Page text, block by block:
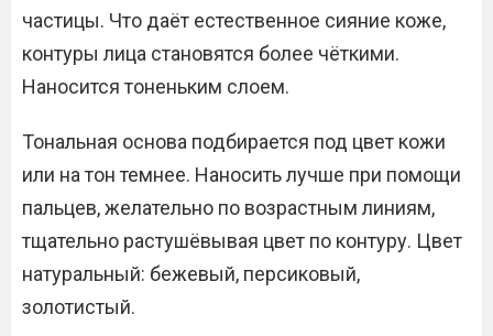
частицы. Что даёт естественное сияние коже,
контуры лица становятся более чёткими.
Наносится тоненьким слоем.
Тональная основа подбирается под цвет кожи
или на тон темнее. Наносить лучше при помощи
пальцев, желательно по возрастным линиям,
тщательно растушёвывая цвет по контуру. Цвет
натуральный: бежевый, персиковый,
золотистый.